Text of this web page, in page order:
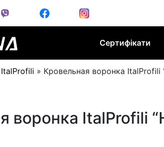
Сертифікати
ItalProfili » Кровельная воронка ItalProfili
воронка ItalProfili